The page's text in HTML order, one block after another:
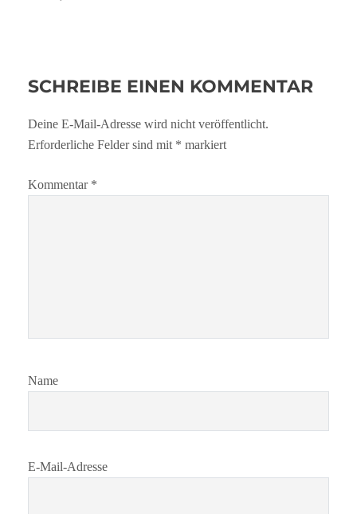
SCHREIBE EINEN KOMMENTAR
Deine E-Mail-Adresse wird nicht veröffentlicht.
Erforderliche Felder sind mit * markiert
Kommentar *
Name
E-Mail-Adresse